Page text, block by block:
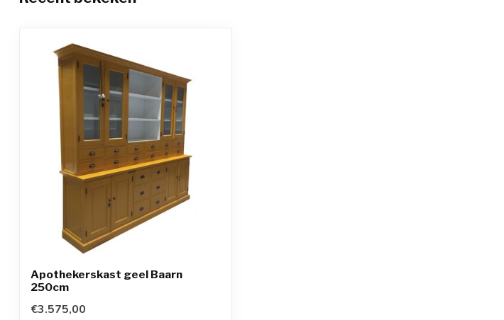
Apothekerskast geel Baarn
250cm
€3.575,00